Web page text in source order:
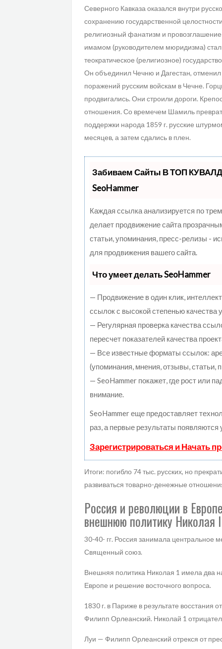
Северного Кавказа оказался внутри
сохранению государственной
религиозный фанатизм и
имамом (руководителем мюридизма)
теократическое (религиозное)
Он объединил Чечню и Дагестан,
поражений русским войскам в Чечне.
продвигались. Они строили дороги.
отношения. Со времечем Шамиль
поддержки народа 1859 г. русские
месяцев, а затем сдались в плен.
Забиваем Сайты В ТОП
SeoHammer
Каждая ссылка анализируется по
делает продвижение сайта
статьи, упоминания, пресс-релизы -
для продвижения вашего сайта.
Что умеет делать SeoHammer
— Продвижение в один клик,
ссылок с высокой степенью качества
— Регулярная проверка качества
пересчет показателей качества
— Все известные форматы ссылок:
(упоминания, мнения, отзывы, статьи,
— SeoHammer покажет, где рост или
внимание.
SeoHammer еще предоставляет
раз, а первые результаты
Зарегистрироваться и Начать
Итоги: погибло 74 тыс. русских, но
развиваться товарно-денежные
Россия и революции в
внешнюю политику Николая I
30-40- гг. Россия занимала центральное
Священный союз.
Внешняя политика Николая 1 имела два
Европе и решение восточного вопроса.
1830 г. в Париже в результате восстания
Филипп Орлеанский. Николай 1
Луи — Филипп Орлеанский отрекся от